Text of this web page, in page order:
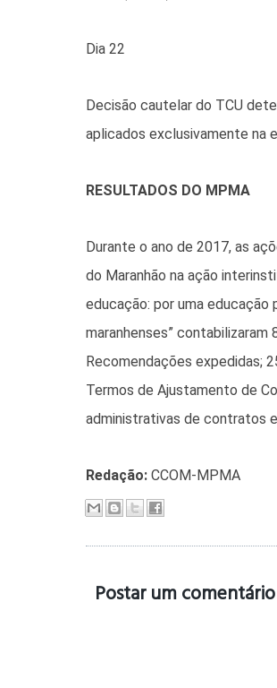
Dia 22
Decisão cautelar do TCU
aplicados exclusivamente na
RESULTADOS DO MPMA
Durante o ano de 2017, as
do Maranhão na ação
educação: por uma
maranhenses”
Recomendações expedidas;
Termos de Ajustamento de
administrativas de contratos
Redação: CCOM-MPMA
Postar um comentário